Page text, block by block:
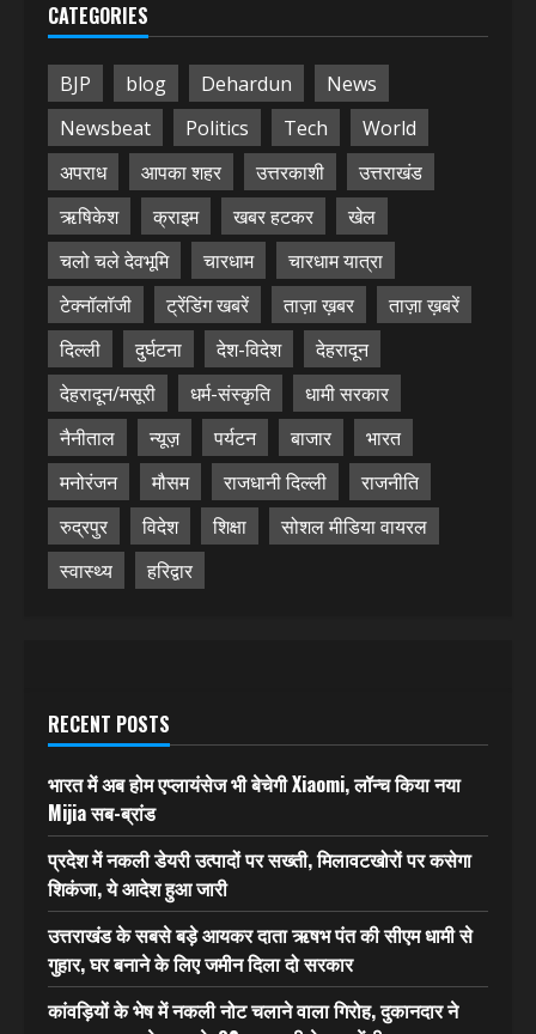
CATEGORIES
BJP blog Dehardun
News
Newsbeat
Politics Tech
World
अपराध
आपका शहर उत्तरकाशी
उत्तराखंड
ऋषिकेश
क्राइम खबर हटकर
खेल
चलो चले देवभूमि
चारधाम
चारधाम यात्रा
टेक्नॉलॉजी
ट्रेंडिंग खबरें ताज़ा ख़बर
ताज़ा ख़बरें
दिल्ली
दुर्घटना देश-विदेश
देहरादून
देहरादून/मसूरी
धर्म-संस्कृति
धामी सरकार
नैनीताल
न्यूज़ पर्यटन बाजार
भारत
मनोरंजन
मौसम राजधानी दिल्ली
राजनीति
रुद्रपुर
विदेश शिक्षा
सोशल मीडिया वायरल
स्वास्थ्य
हरिद्वार
RECENT POSTS
भारत में अब होम एप्लायंसेज भी बेचेगी Xiaomi, लॉन्च किया नया
Mijia सब-ब्रांड
प्रदेश में नकली डेयरी उत्पादों पर सख्ती, मिलावटखोरों पर कसेगा
शिकंजा, ये आदेश हुआ जारी
उत्तराखंड के सबसे बड़े आयकर दाता ऋषभ पंत की सीएम धामी से
गुहार, घर बनाने के लिए जमीन दिला दो सरकार
कांवड़ियों के भेष में नकली नोट चलाने वाला गिरोह, दुकानदार ने